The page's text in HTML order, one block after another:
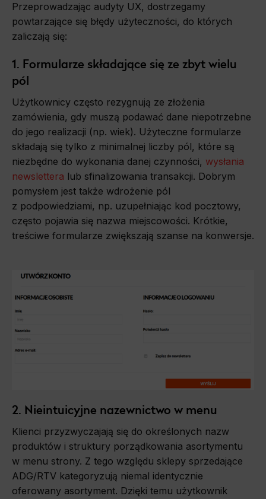
Przeprowadzając audyty UX, dostrzegamy
powtarzające się błędy użyteczności, do których
zaliczają się:
1. Formularze składające się ze zbyt wielu
pól
Użytkownicy często rezygnują ze złożenia
zamówienia, gdy muszą podawać dane niepotrzebne
do jego realizacji (np. wiek). Użyteczne formularze
składają się tylko z minimalnej liczby pól, które są
niezbędne do wykonania danej czynności, wysłania
newslettera lub sfinalizowania transakcji. Dobrym
pomysłem jest także wdrożenie pól
z podpowiedziami, np. uzupełniając kod pocztowy,
często pojawia się nazwa miejscowości. Krótkie,
treściwe formularze zwiększają szanse na konwersje.
2. Nieintuicyjne nazewnictwo w menu
Klienci przyzwyczajają się do określonych nazw
produktów i struktury porządkowania asortymentu
w menu strony. Z tego względu sklepy sprzedające
ADG/RTV kategoryzują niemal identycznie
oferowany asortyment. Dzięki temu użytkownik